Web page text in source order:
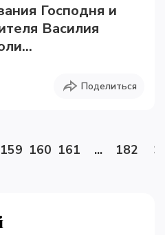
Господня и
Василия
Поделиться
159 160 161 ... 182